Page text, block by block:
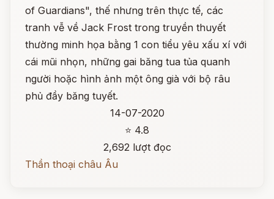
of Guardians", thế nhưng trên thực tế, các
tranh vễ về Jack Frost trong truyền thuyết
thường minh họa bằng 1 con tiểu yêu xấu xí với
cái mũi nhọn, những gai băng tua tủa quanh
người hoặc hình ảnh một ông già với bộ râu
phủ đầy băng tuyết.
14-07-2020
⭐ 4.8
2,692 lượt đọc
Thần thoại châu Âu